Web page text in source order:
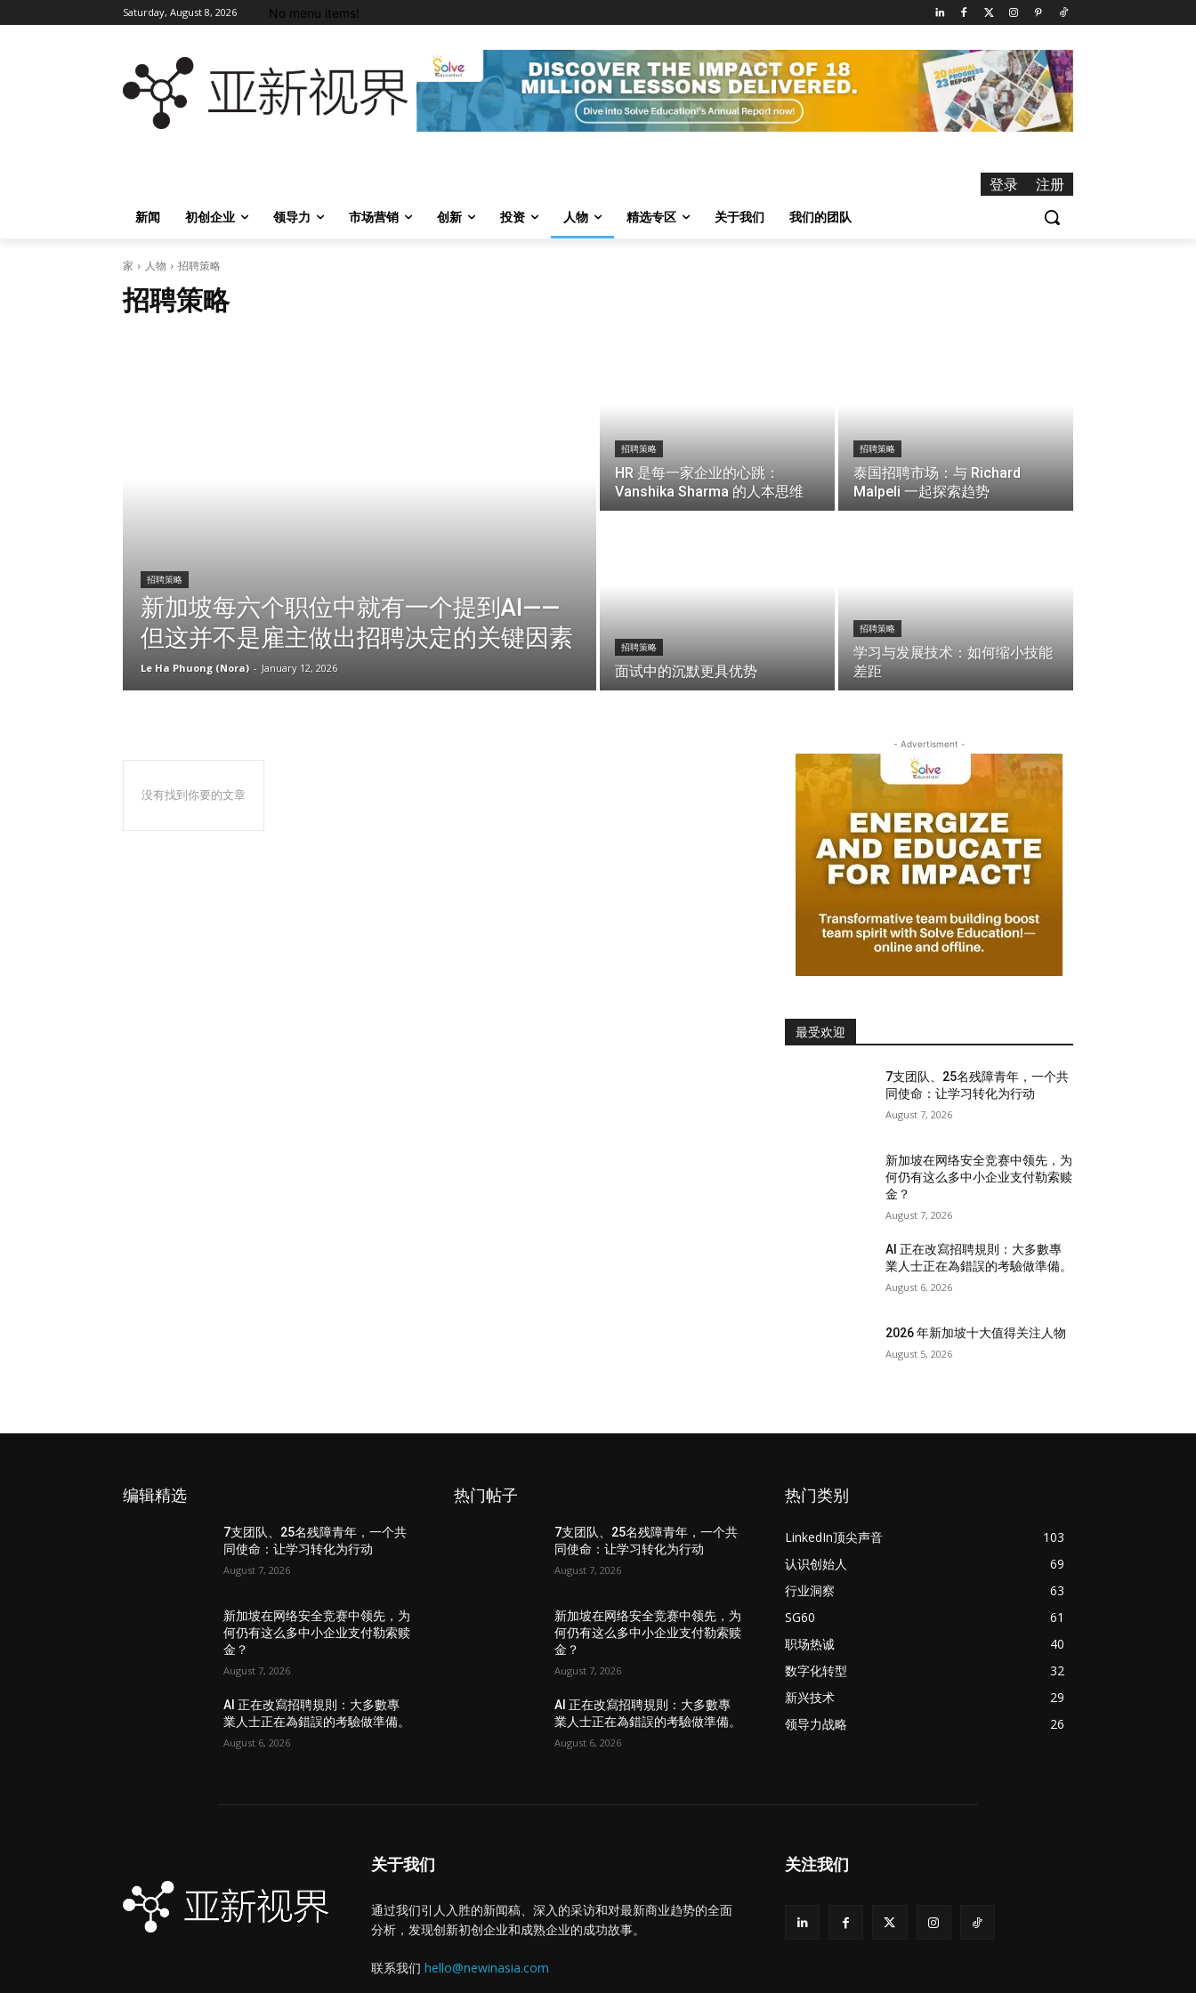
Saturday, August 8, 2026 No menu items!
登录
注册
新闻
初创企业 领导力 市场营销 创新 投资 人物 精选专区 关于我们 我们的团队
家 人物 招聘策略
招聘策略
招聘策略
新加坡每六个职位中就有一个提到AI——
但这并不是雇主做出招聘决定的关键因素
Le Ha Phuong (Nora) - January 12, 2026
招聘策略
HR 是每一家企业的心跳：
Vanshika Sharma 的人本思维
招聘策略
泰国招聘市场：与 Richard
Malpeli 一起探索趋势
招聘策略
面试中的沉默更具优势
招聘策略
学习与发展技术：如何缩小技能
差距
没有找到你要的文章
- Advertisment -
最受欢迎
7支团队、25名残障青年，一个共
同使命：让学习转化为行动
August 7, 2026
新加坡在网络安全竞赛中领先，为
何仍有这么多中小企业支付勒索赎
金？
August 7, 2026
AI 正在改寫招聘規則：大多數專
業人士正在為錯誤的考驗做準備。
August 6, 2026
2026 年新加坡十大值得关注人物
August 5, 2026
编辑精选
7支团队、25名残障青年，一个共
同使命：让学习转化为行动
August 7, 2026
新加坡在网络安全竞赛中领先，为
何仍有这么多中小企业支付勒索赎
金？
August 7, 2026
AI 正在改寫招聘規則：大多數專
業人士正在為錯誤的考驗做準備。
August 6, 2026
热门帖子
7支团队、25名残障青年，一个共
同使命：让学习转化为行动
August 7, 2026
新加坡在网络安全竞赛中领先，为
何仍有这么多中小企业支付勒索赎
金？
August 7, 2026
AI 正在改寫招聘規則：大多數專
業人士正在為錯誤的考驗做準備。
August 6, 2026
热门类别
LinkedIn顶尖声音
103
认识创始人
69
行业洞察
63
SG60
61
职场热诚
40
数字化转型
32
新兴技术
29
领导力战略
26
关于我们
通过我们引人入胜的新闻稿、深入的采访和对最新商业趋势的全面
分析，发现创新初创企业和成熟企业的成功故事。
联系我们 hello@newinasia.com
关注我们